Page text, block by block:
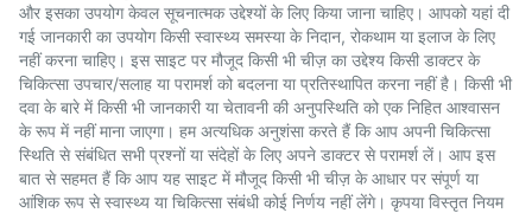
और इसका उपयोग केवल सूचनात्मक उद्देश्यों के लिए किया जाना चाहिए। आपको यहां दी
गई जानकारी का उपयोग किसी स्वास्थ्य समस्या के निदान, रोकथाम या इलाज के लिए
नहीं करना चाहिए। इस साइट पर मौजूद किसी भी चीज़ का उद्देश्य किसी डाक्टर के
चिकित्सा उपचार/सलाह या परामर्श को बदलना या प्रतिस्थापित करना नहीं है। किसी भी
दवा के बारे में किसी भी जानकारी या चेतावनी की अनुपस्थिति को एक निहित आश्वासन
के रूप में नहीं माना जाएगा। हम अत्यधिक अनुशंसा करते हैं कि आप अपनी चिकित्सा
स्थिति से संबंधित सभी प्रश्नों या संदेहों के लिए अपने डाक्टर से परामर्श लें। आप इस
बात से सहमत हैं कि आप यह साइट में मौजूद किसी भी चीज़ के आधार पर संपूर्ण या
आंशिक रूप से स्वास्थ्य या चिकित्सा संबंधी कोई निर्णय नहीं लेंगे। कृपया विस्तृत नियम